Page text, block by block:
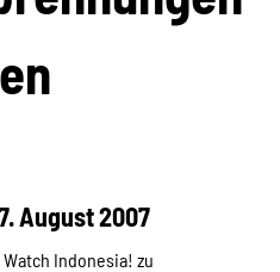
August 2007
Indonesia! zu